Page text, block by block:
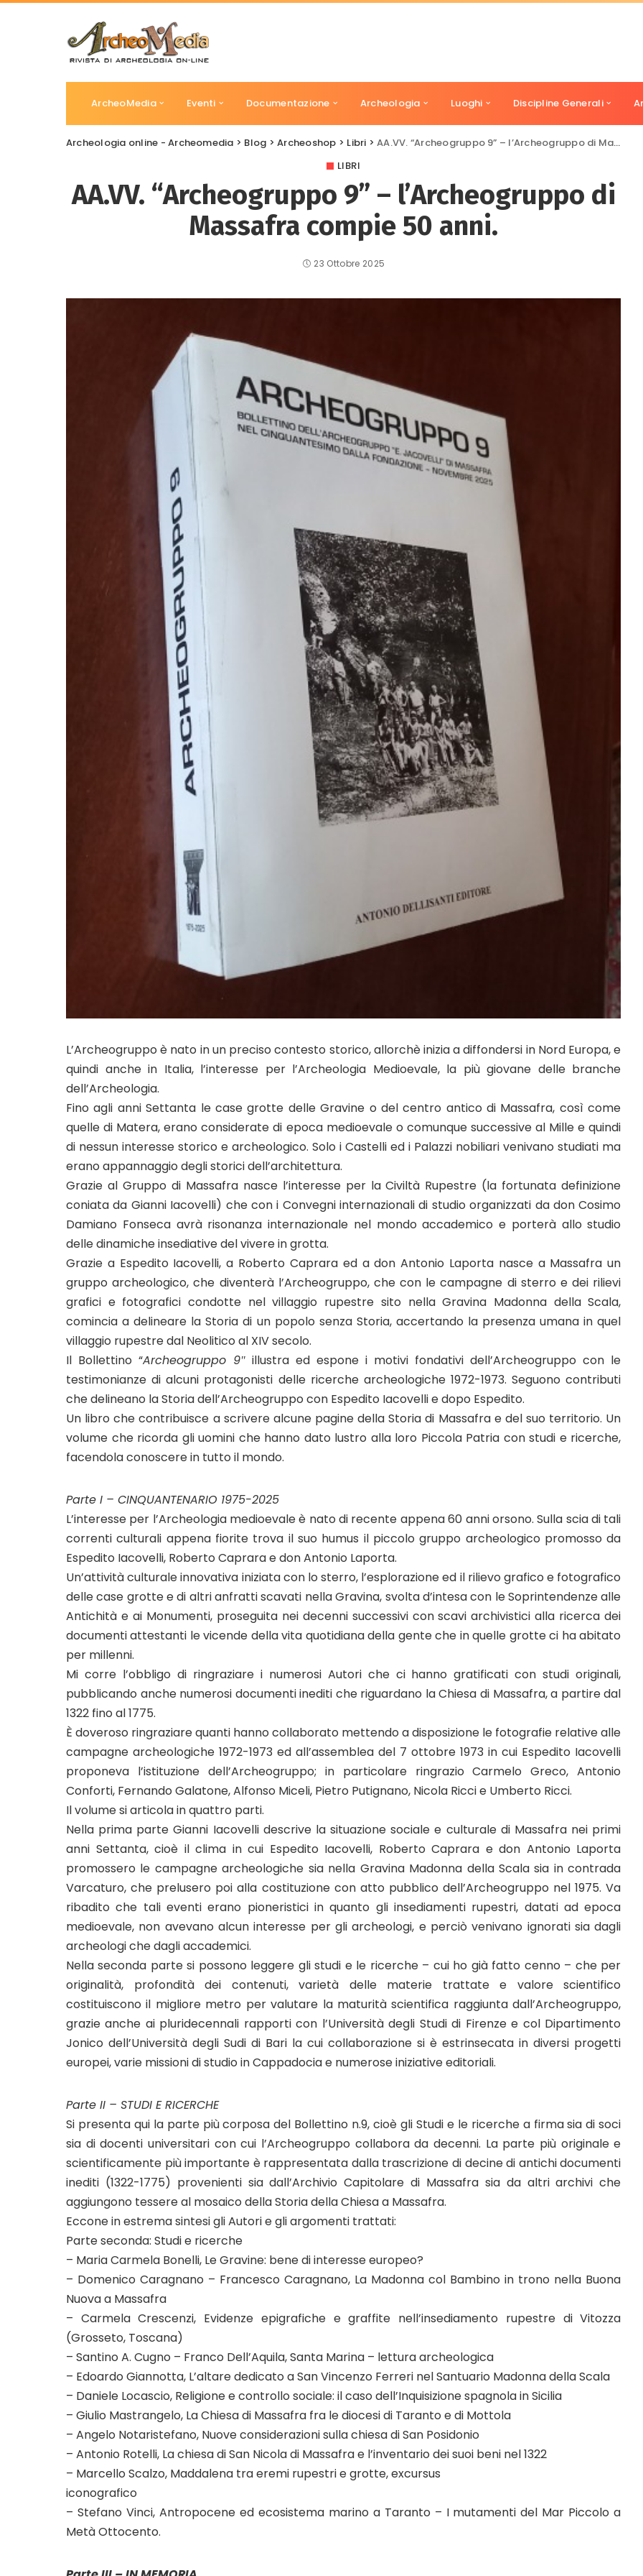
ArcheoMedia Eventi Documentazione Archeologia Luoghi Discipline Generali
Archeologia online - Archeomedia > Blog >Archeoshop > Libri >AA.VV. “Archeogruppo 9” – l’Archeogruppo di Massafra compie 50 anni.
LIBRI
AA.VV. “Archeogruppo 9” – l’Archeogruppo di
Massafra compie 50 anni.
23 Ottobre 2025
L’Archeogruppo è nato in un preciso contesto storico, allorchè inizia a diffondersi in Nord Europa, e
quindi anche in Italia, l’interesse per l’Archeologia Medioevale, la più giovane delle branche
dell’Archeologia.
Fino agli anni Settanta le case grotte delle Gravine o del centro antico di Massafra, così come
quelle di Matera, erano considerate di epoca medioevale o comunque successive al Mille e quindi
di nessun interesse storico e archeologico. Solo i Castelli ed i Palazzi nobiliari venivano studiati ma
erano appannaggio degli storici dell’architettura.
Grazie al Gruppo di Massafra nasce l’interesse per la Civiltà Rupestre (la fortunata definizione
coniata da Gianni Iacovelli) che con i Convegni internazionali di studio organizzati da don Cosimo
Damiano Fonseca avrà risonanza internazionale nel mondo accademico e porterà allo studio
delle dinamiche insediative del vivere in grotta.
Grazie a Espedito Iacovelli, a Roberto Caprara ed a don Antonio Laporta nasce a Massafra un
gruppo archeologico, che diventerà l’Archeogruppo, che con le campagne di sterro e dei rilievi
grafici e fotografici condotte nel villaggio rupestre sito nella Gravina Madonna della Scala,
comincia a delineare la Storia di un popolo senza Storia, accertando la presenza umana in quel
villaggio rupestre dal Neolitico al XIV secolo.
Il Bollettino “Archeogruppo 9″ illustra ed espone i motivi fondativi dell’Archeogruppo con le
testimonianze di alcuni protagonisti delle ricerche archeologiche 1972-1973. Seguono contributi
che delineano la Storia dell’Archeogruppo con Espedito Iacovelli e dopo Espedito.
Un libro che contribuisce a scrivere alcune pagine della Storia di Massafra e del suo territorio. Un
volume che ricorda gli uomini che hanno dato lustro alla loro Piccola Patria con studi e ricerche,
facendola conoscere in tutto il mondo.
Parte I – CINQUANTENARIO 1975-2025
L’interesse per l’Archeologia medioevale è nato di recente appena 60 anni orsono. Sulla scia di tali
correnti culturali appena fiorite trova il suo humus il piccolo gruppo archeologico promosso da
Espedito Iacovelli, Roberto Caprara e don Antonio Laporta.
Un’attività culturale innovativa iniziata con lo sterro, l’esplorazione ed il rilievo grafico e fotografico
delle case grotte e di altri anfratti scavati nella Gravina, svolta d’intesa con le Soprintendenze alle
Antichità e ai Monumenti, proseguita nei decenni successivi con scavi archivistici alla ricerca dei
documenti attestanti le vicende della vita quotidiana della gente che in quelle grotte ci ha abitato
per millenni.
Mi corre l’obbligo di ringraziare i numerosi Autori che ci hanno gratificati con studi originali,
pubblicando anche numerosi documenti inediti che riguardano la Chiesa di Massafra, a partire dal
1322 fino al 1775.
È doveroso ringraziare quanti hanno collaborato mettendo a disposizione le fotografie relative alle
campagne archeologiche 1972-1973 ed all’assemblea del 7 ottobre 1973 in cui Espedito Iacovelli
proponeva l’istituzione dell’Archeogruppo; in particolare ringrazio Carmelo Greco, Antonio
Conforti, Fernando Galatone, Alfonso Miceli, Pietro Putignano, Nicola Ricci e Umberto Ricci.
Il volume si articola in quattro parti.
Nella prima parte Gianni Iacovelli descrive la situazione sociale e culturale di Massafra nei primi
anni Settanta, cioè il clima in cui Espedito Iacovelli, Roberto Caprara e don Antonio Laporta
promossero le campagne archeologiche sia nella Gravina Madonna della Scala sia in contrada
Varcaturo, che prelusero poi alla costituzione con atto pubblico dell’Archeogruppo nel 1975. Va
ribadito che tali eventi erano pioneristici in quanto gli insediamenti rupestri, datati ad epoca
medioevale, non avevano alcun interesse per gli archeologi, e perciò venivano ignorati sia dagli
archeologi che dagli accademici.
Nella seconda parte si possono leggere gli studi e le ricerche – cui ho già fatto cenno – che per
originalità, profondità dei contenuti, varietà delle materie trattate e valore scientifico
costituiscono il migliore metro per valutare la maturità scientifica raggiunta dall’Archeogruppo,
grazie anche ai pluridecennali rapporti con l’Università degli Studi di Firenze e col Dipartimento
Jonico dell’Università degli Sudi di Bari la cui collaborazione si è estrinsecata in diversi progetti
europei, varie missioni di studio in Cappadocia e numerose iniziative editoriali.
Parte II – STUDI E RICERCHE
Si presenta qui la parte più corposa del Bollettino n.9, cioè gli Studi e le ricerche a firma sia di soci
sia di docenti universitari con cui l’Archeogruppo collabora da decenni. La parte più originale e
scientificamente più importante è rappresentata dalla trascrizione di decine di antichi documenti
inediti (1322-1775) provenienti sia dall’Archivio Capitolare di Massafra sia da altri archivi che
aggiungono tessere al mosaico della Storia della Chiesa a Massafra.
Eccone in estrema sintesi gli Autori e gli argomenti trattati:
Parte seconda: Studi e ricerche
– Maria Carmela Bonelli, Le Gravine: bene di interesse europeo?
– Domenico Caragnano – Francesco Caragnano, La Madonna col Bambino in trono nella Buona
Nuova a Massafra
– Carmela Crescenzi, Evidenze epigrafiche e graffite nell’insediamento rupestre di Vitozza
(Grosseto, Toscana)
– Santino A. Cugno – Franco Dell’Aquila, Santa Marina – lettura archeologica
– Edoardo Giannotta, L’altare dedicato a San Vincenzo Ferreri nel Santuario Madonna della Scala
– Daniele Locascio, Religione e controllo sociale: il caso dell’Inquisizione spagnola in Sicilia
– Giulio Mastrangelo, La Chiesa di Massafra fra le diocesi di Taranto e di Mottola
– Angelo Notaristefano, Nuove considerazioni sulla chiesa di San Posidonio
– Antonio Rotelli, La chiesa di San Nicola di Massafra e l’inventario dei suoi beni nel 1322
– Marcello Scalzo, Maddalena tra eremi rupestri e grotte, excursus
iconografico
– Stefano Vinci, Antropocene ed ecosistema marino a Taranto – I mutamenti del Mar Piccolo a
Metà Ottocento.